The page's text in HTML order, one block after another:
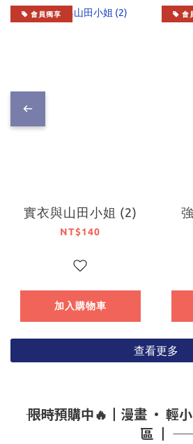
會員獨享
實衣與山田小姐 (2)
NT$140
加入購物車
會
查看更多
―― 限時預購中🔥┃漫畫 • 輕
區 ┃ ――